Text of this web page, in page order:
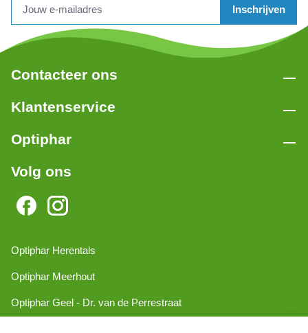
Inschrijven
Contacteer ons
Klantenservice
Optiphar
Volg ons
Optiphar Herentals
Optiphar Meerhout
Optiphar Geel - Dr. van de Perrestraat